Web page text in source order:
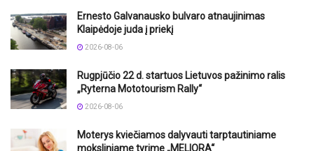
Ernesto Galvanausko bulvaro atnaujinimas
Klaipėdoje juda į priekį
2026-08-06
Rugpjūčio 22 d. startuos Lietuvos pažinimo ralis
„Ryterna Mototourism Rally“
2026-08-06
Moterys kviečiamos dalyvauti tarptautiniame
moksliniame tyrime „MELIORA“